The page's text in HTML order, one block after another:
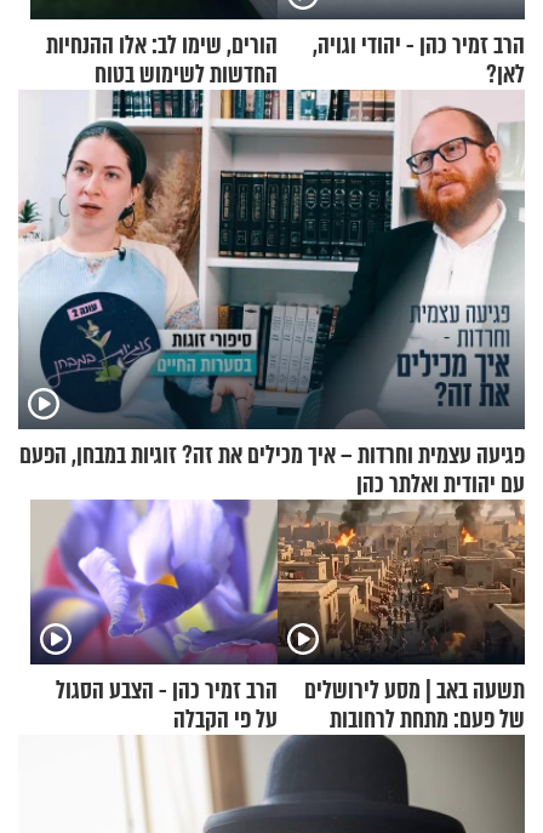
הרב זמיר כהן - יהודי וגויה,
לאן?
הורים, שימו לב: אלו ההנחיות
החדשות לשימוש בטוח
בסקווישי לאחר מקרי אשפוז
פגיעה עצמית וחרדות – איך מכילים את זה? זוגיות במבחן, הפעם
עם יהודית ואלתר כהן
תשעה באב | מסע לירושלים
של פעם: מתחת לרחובות
הרב זמיר כהן - הצבע הסגול
על פי הקבלה